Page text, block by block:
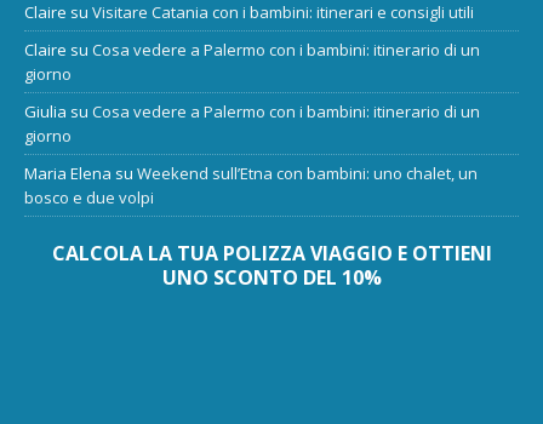
Claire su Visitare Catania con i bambini: itinerari e consigli utili
Claire su Cosa vedere a Palermo con i bambini: itinerario di un
giorno
Giulia su Cosa vedere a Palermo con i bambini: itinerario di un
giorno
Maria Elena su Weekend sull’Etna con bambini: uno chalet, un
bosco e due volpi
CALCOLA LA TUA POLIZZA VIAGGIO E OTTIENI
UNO SCONTO DEL 10%